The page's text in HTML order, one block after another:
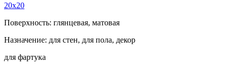
20x20
Поверхность: глянцевая, матовая
Назначение: для стен, для пола, декор
для фартука